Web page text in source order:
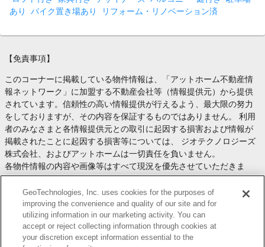
あり
バイク置き場あり リフォーム・リノベーション済
【免責事項】
このコーナーに掲載している物件情報は、「アットホーム不動産情
報ネットワーク」に加盟する不動産会社等（情報提供元）から提供
されています。信頼性の高い情報提供が行えるよう、最大限の努力
をしておりますが、その内容を保証するものではありません。 利用
者のみなさまと各情報提供元との取引に起因する損害および情報が
掲載されたことに起因する損害等については、 ジオテクノロジーズ
株式会社、およびアットホームは一切責任を負いません。
各物件情報の内容や画像等はすべて現況を優先させていただきま
す。
お取引等（お取引の準備、資金調達等を含みます）の際には、内容
や契約条件等について、 各情報提供元より十分な説明を受け、ご自
身でご確認の上、判断してください。
このコーナーへの物件情報のご掲載、その他不動産業務ソリューシ
ョン等についての不動産会社様のお問合せはこちら
GeoTechnologies, Inc. uses cookies for the purposes of
improving the convenience and quality of our site and for
utilizing information in our marketing activity. You can
accept or reject collecting information through cookies at
your discretion except information essential to the